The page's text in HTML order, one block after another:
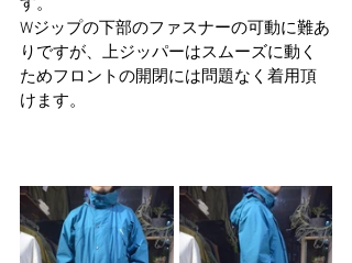
す。
Wジップの下部のファスナーの可動に難あ
りですが、上ジッパーはスムーズに動く
ためフロントの開閉には問題なく着用頂
けます。